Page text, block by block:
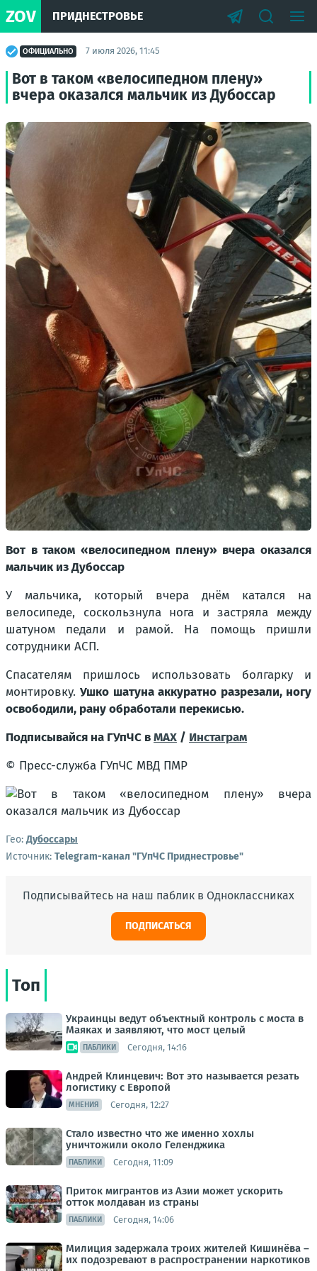
ZOV ПРИДНЕСТРОВЬЕ
ОФИЦИАЛЬНО 7 июля 2026, 11:45
Вот в таком «велосипедном плену»
вчера оказался мальчик из Дубоссар
Вот в таком «велосипедном плену» вчера оказался
мальчик из Дубоссар
У мальчика, который вчера днём катался на
велосипеде, соскользнула нога и застряла между
шатуном педали и рамой. На помощь пришли
сотрудники АСП.
Спасателям пришлось использовать болгарку и
монтировку.Ушко шатуна аккуратно разрезали, ногу
освободили, рану обработали перекисью.
Подписывайся на ГУпЧС вMAX / Инстаграм
© Пресс-служба ГУпЧС МВД ПМР
Гео:Дубоссары
Источник: Telegram-канал "ГУпЧС Приднестровье"
Подписывайтесь на наш паблик в Одноклассниках
ПОДПИСАТЬСЯ
Топ
Украинцы ведут объектный контроль с моста в
Маяках и заявляют, что мост целый
ПАБЛИКИ Сегодня, 14:16
Андрей Клинцевич: Вот это называется резать
логистику с Европой
МНЕНИЯ Сегодня, 12:27
Стало известно что же именно хохлы
уничтожили около Геленджика
ПАБЛИКИ Сегодня, 11:09
Приток мигрантов из Азии может ускорить
отток молдаван из страны
ПАБЛИКИ Сегодня, 14:06
Милиция задержала троих жителей Кишинёва –
их подозревают в распространении наркотиков